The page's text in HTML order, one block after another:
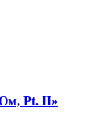
Pt. II»